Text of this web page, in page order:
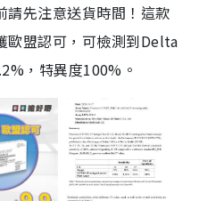
請先注意送貨時間！這款
歐盟認可，可檢測到Delta
，特異度100%。